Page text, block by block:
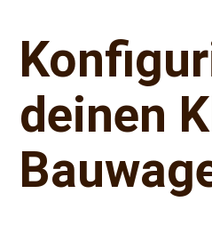
deinen